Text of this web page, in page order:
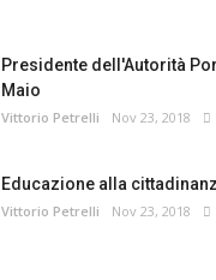
Presidente dell'Autorità
Maio
Vittorio Petrelli Nov 23, 2018
Educazione alla
Vittorio Petrelli Nov 23, 2018